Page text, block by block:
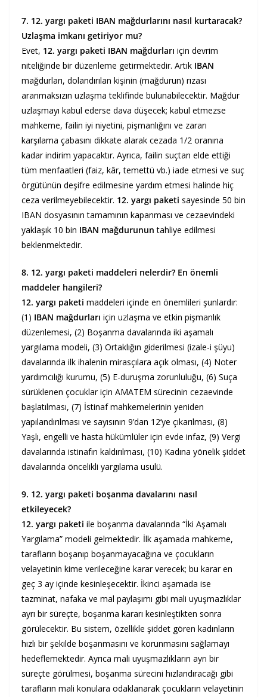
7. 12. yargı paketi IBAN mağdurlarını nasıl kurtaracak?
Uzlaşma imkanı getiriyor mu?
Evet, 12. yargı paketi IBAN mağdurları için devrim
niteliğinde bir düzenleme getirmektedir. Artık IBAN
mağdurları, dolandırılan kişinin (mağdurun) rızası
aranmaksızın uzlaşma teklifinde bulunabilecektir. Mağdur
uzlaşmayı kabul ederse dava düşecek; kabul etmezse
mahkeme, failin iyi niyetini, pişmanlığını ve zararı
karşılama çabasını dikkate alarak cezada 1/2 oranına
kadar indirim yapacaktır. Ayrıca, failin suçtan elde ettiği
tüm menfaatleri (faiz, kâr, temettü vb.) iade etmesi ve suç
örgütünün deşifre edilmesine yardım etmesi halinde hiç
ceza verilmeyebilecektir. 12. yargı paketi sayesinde 50 bin
IBAN dosyasının tamamının kapanması ve cezaevindeki
yaklaşık 10 bin IBAN mağdurunun tahliye edilmesi
beklenmektedir.
8. 12. yargı paketi maddeleri nelerdir? En önemli
maddeler hangileri?
12. yargı paketi maddeleri içinde en önemlileri şunlardır:
(1) IBAN mağdurları için uzlaşma ve etkin pişmanlık
düzenlemesi, (2) Boşanma davalarında iki aşamalı
yargılama modeli, (3) Ortaklığın giderilmesi (izale-i şüyu)
davalarında ilk ihalenin mirasçılara açık olması, (4) Noter
yardımcılığı kurumu, (5) E-duruşma zorunluluğu, (6) Suça
sürüklenen çocuklar için AMATEM sürecinin cezaevinde
başlatılması, (7) İstinaf mahkemelerinin yeniden
yapılandırılması ve sayısının 9’dan 12’ye çıkarılması, (8)
Yaşlı, engelli ve hasta hükümlüler için evde infaz, (9) Vergi
davalarında istinafın kaldırılması, (10) Kadına yönelik şiddet
davalarında öncelikli yargılama usulü.
9. 12. yargı paketi boşanma davalarını nasıl
etkileyecek?
12. yargı paketi ile boşanma davalarında “İki Aşamalı
Yargılama” modeli gelmektedir. İlk aşamada mahkeme,
tarafların boşanıp boşanmayacağına ve çocukların
velayetinin kime verileceğine karar verecek; bu karar en
geç 3 ay içinde kesinleşecektir. İkinci aşamada ise
tazminat, nafaka ve mal paylaşımı gibi mali uyuşmazlıklar
ayrı bir süreçte, boşanma kararı kesinleştikten sonra
görülecektir. Bu sistem, özellikle şiddet gören kadınların
hızlı bir şekilde boşanmasını ve korunmasını sağlamayı
hedeflemektedir. Ayrıca mali uyuşmazlıkların ayrı bir
süreçte görülmesi, boşanma sürecini hızlandıracağı gibi
tarafların mali konulara odaklanarak çocukların velayetinin